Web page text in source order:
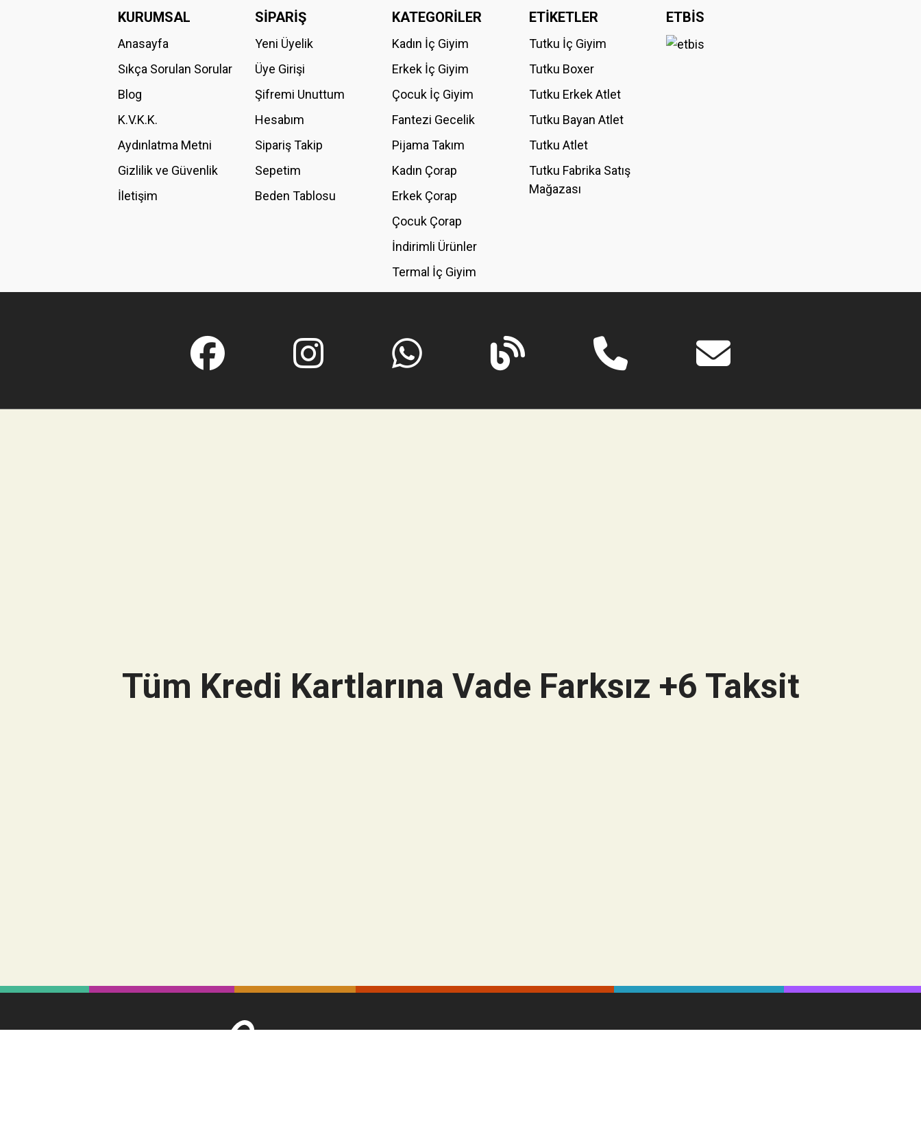
Bu ürüne ilk yorumu siz yapın!
Ürün resmi kalitesiz, bozuk veya görüntülenemiyor.
Ürün fiyatı diğer sitelerden daha pahalı.
Bu ürüne benzer farklı alternatifler olmalı.
KURUMSAL
Anasayfa
Sıkça Sorulan Sorular
Blog
K.V.K.K.
Aydınlatma Metni
Gizlilik ve Güvenlik
İletişim
SİPARİŞ
Yeni Üyelik
Üye Girişi
Şifremi Unuttum
Hesabım
Sipariş Takip
Sepetim
Beden Tablosu
KATEGORİLER
Kadın İç Giyim
Erkek İç Giyim
Çocuk İç Giyim
Fantezi Gecelik
Pijama Takım
Kadın Çorap
Erkek Çorap
Çocuk Çorap
İndirimli Ürünler
Termal İç Giyim
ETİKETLER
Tutku İç Giyim
Tutku Boxer
Tutku Erkek Atlet
Tutku Bayan Atlet
Tutku Atlet
Tutku Fabrika Satış
Mağazası
ETBİS
Tüm Kredi Kartlarına Vade Farksız +6 Taksit